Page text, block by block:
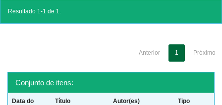
Resultado 1-1 de 1.
Anterior 1 Próximo
Conjunto de itens:
Data do
Título Autor(es) Tipo